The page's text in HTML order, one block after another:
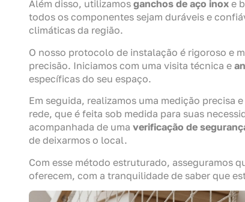
Além disso, utilizamos ganchos de aço inox e
todos os componentes sejam duráveis e
climáticas da região.
O nosso protocolo de instalação é rigoroso e
precisão. Iniciamos com uma visita técnica e
específicas do seu espaço.
Em seguida, realizamos uma medição precisa
rede, que é feita sob medida para suas
acompanhada de uma verificação de
de deixarmos o local.
Com esse método estruturado, asseguramos
oferecem, com a tranquilidade de saber que